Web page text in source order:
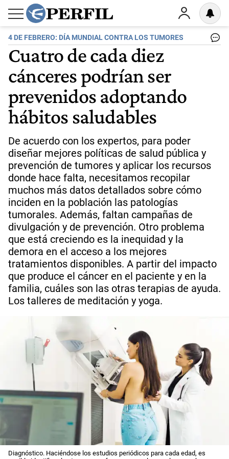
4 DE FEBRERO: DÍA MUNDIAL CONTRA LOS TUMORES
Cuatro de cada diez
cánceres podrían ser
prevenidos adoptando
hábitos saludables
De acuerdo con los expertos, para poder
diseñar mejores políticas de salud pública y
prevención de tumores y aplicar los recursos
donde hace falta, necesitamos recopilar
muchos más datos detallados sobre cómo
inciden en la población las patologías
tumorales. Además, faltan campañas de
divulgación y de prevención. Otro problema
que está creciendo es la inequidad y la
demora en el acceso a los mejores
tratamientos disponibles. A partir del impacto
que produce el cáncer en el paciente y en la
familia, cuáles son las otras terapias de ayuda.
Los talleres de meditación y yoga.
Diagnóstico. Haciéndose los estudios periódicos para cada edad, es